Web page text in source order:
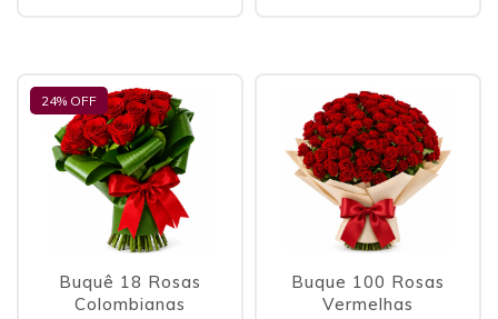
24% OFF
Buquê 18 Rosas
Colombianas
Buque 100 Rosas
Vermelhas